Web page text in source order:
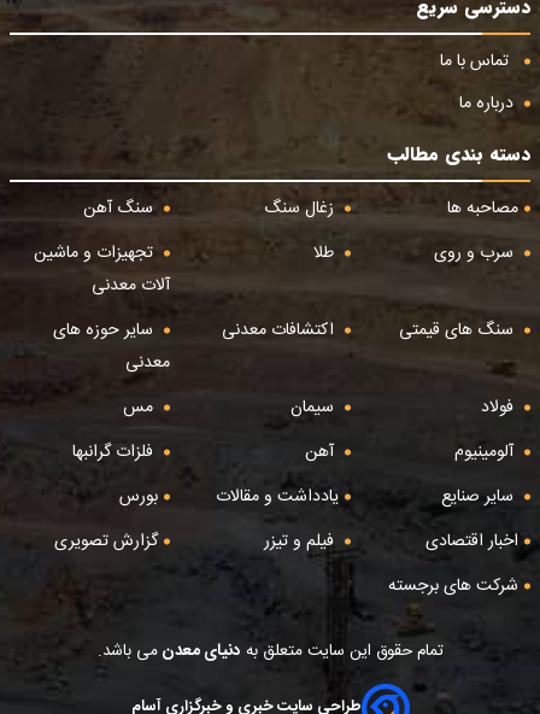
دسترسی سریع
تماس با ما
درباره ما
دسته بندی مطالب
مصاحبه ها
زغال سنگ
سنگ آهن
سرب و روی
طلا
تجهیزات و ماشین
آلات معدنی
سنگ های قیمتی
اکتشافات معدنی
سایر حوزه های
معدنی
فولاد
سیمان
مس
آلومینیوم
آهن
فلزات گرانبها
سایر صنایع
یادداشت و مقالات
بورس
اخبار اقتصادی
فیلم و تیزر
گزارش تصویری
شرکت های برجسته
تمام حقوق این سایت متعلق به دنیای معدنمی باشد.
طراحی سایت خبری و خبرگزاری آسام